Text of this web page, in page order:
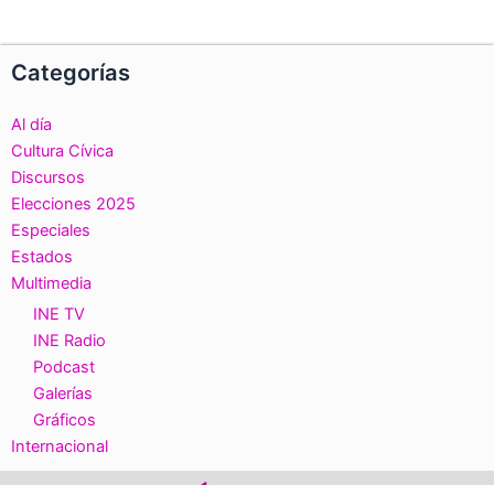
Categorías
Al día
Cultura Cívica
Discursos
Elecciones 2025
Especiales
Estados
Multimedia
INE TV
INE Radio
Podcast
Galerías
Gráficos
Internacional